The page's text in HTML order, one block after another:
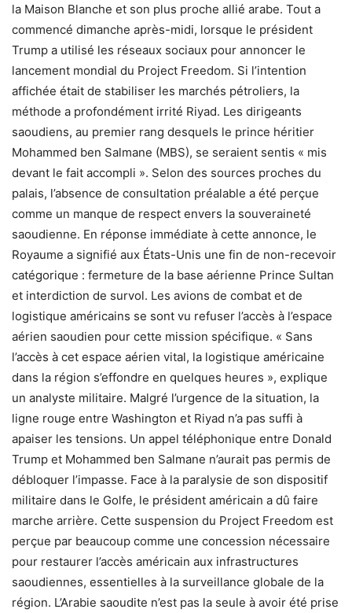
la Maison Blanche et son plus proche allié arabe. Tout a
commencé dimanche après-midi, lorsque le président
Trump a utilisé les réseaux sociaux pour annoncer le
lancement mondial du Project Freedom. Si l’intention
affichée était de stabiliser les marchés pétroliers, la
méthode a profondément irrité Riyad. Les dirigeants
saoudiens, au premier rang desquels le prince héritier
Mohammed ben Salmane (MBS), se seraient sentis « mis
devant le fait accompli ». Selon des sources proches du
palais, l’absence de consultation préalable a été perçue
comme un manque de respect envers la souveraineté
saoudienne. En réponse immédiate à cette annonce, le
Royaume a signifié aux États-Unis une fin de non-recevoir
catégorique : fermeture de la base aérienne Prince Sultan
et interdiction de survol. Les avions de combat et de
logistique américains se sont vu refuser l’accès à l’espace
aérien saoudien pour cette mission spécifique. « Sans
l’accès à cet espace aérien vital, la logistique américaine
dans la région s’effondre en quelques heures », explique
un analyste militaire. Malgré l’urgence de la situation, la
ligne rouge entre Washington et Riyad n’a pas suffi à
apaiser les tensions. Un appel téléphonique entre Donald
Trump et Mohammed ben Salmane n’aurait pas permis de
débloquer l’impasse. Face à la paralysie de son dispositif
militaire dans le Golfe, le président américain a dû faire
marche arrière. Cette suspension du Project Freedom est
perçue par beaucoup comme une concession nécessaire
pour restaurer l’accès américain aux infrastructures
saoudiennes, essentielles à la surveillance globale de la
région. L’Arabie saoudite n’est pas la seule à avoir été prise